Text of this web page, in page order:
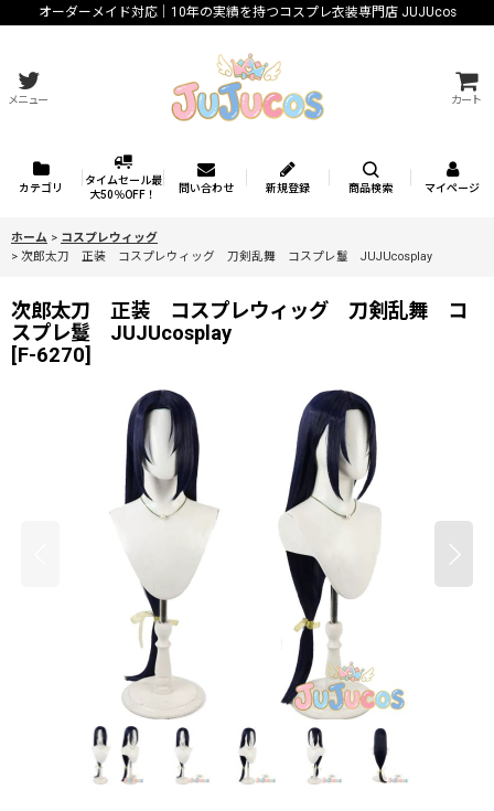
オーダーメイド対応｜10年の実績を持つコスプレ衣装専門店 JUJUcos
メニュー カート
カテゴリ
タイムセール最
大50％OFF！
問い合わせ 新規登録 商品検索 マイページ
ホーム > コスプレウィッグ
> 次郎太刀 正装 コスプレウィッグ 刀剣乱舞 コスプレ鬘 JUJUcosplay
次郎太刀 正装 コスプレウィッグ 刀剣乱舞 コ
スプレ鬘 JUJUcosplay
[F-6270]